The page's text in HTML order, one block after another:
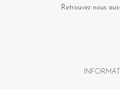
Retrouvez nous